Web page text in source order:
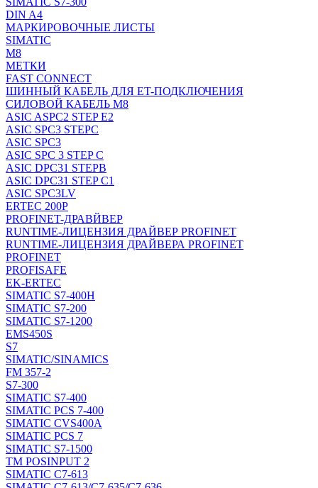
DIN A4
МАРКИРОВОЧНЫЕ ЛИСТЫ
SIMATIC
M8
МЕТКИ
FAST CONNECT
ШИННЫЙ КАБЕЛЬ ДЛЯ ET-ПОДКЛЮЧЕНИЯ
СИЛОВОЙ КАБЕЛЬ M8
ASIC ASPC2 STEP E2
ASIC SPC3 STEPC
ASIC SPC3
ASIC SPC 3 STEP C
ASIC DPC31 STEPB
ASIC DPC31 STEP C1
ASIC SPC3LV
ERTEC 200P
PROFINET-ДРАВЙВЕР
RUNTIME-ЛИЦЕНЗИЯ ДРАЙВЕР PROFINET
RUNTIME-ЛИЦЕНЗИЯ ДРАЙВЕРА PROFINET
PROFINET
PROFISAFE
EK-ERTEC
SIMATIC S7-400H
SIMATIC S7-200
SIMATIC S7-1200
EMS450S
S7
SIMATIC/SINAMICS
FM 357-2
S7-300
SIMATIC S7-400
SIMATIC PCS 7-400
SIMATIC CVS400A
SIMATIC PCS 7
SIMATIC S7-1500
TM POSINPUT 2
SIMATIC C7-613